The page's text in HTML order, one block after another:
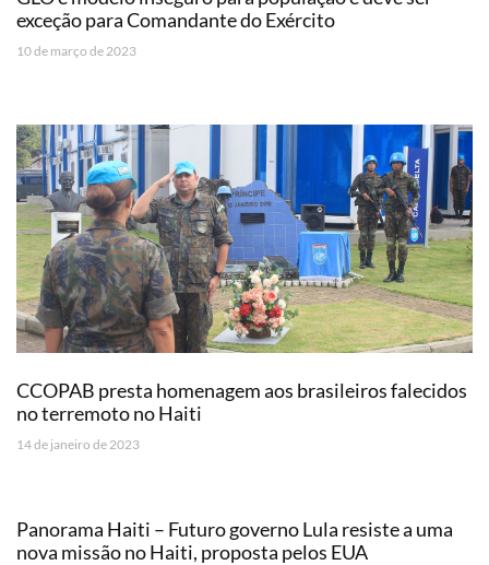
exceção para Comandante do Exército
10 de março de 2023
CCOPAB presta homenagem aos brasileiros falecidos
no terremoto no Haiti
14 de janeiro de 2023
Panorama Haiti – Futuro governo Lula resiste a uma
nova missão no Haiti, proposta pelos EUA